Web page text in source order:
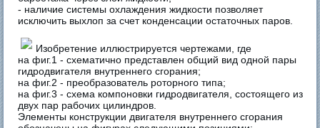
- наличие системы охлаждения жидкости позволяет
исключить выхлоп за счет конденсации остаточных паров.
Изобретение иллюстрируется чертежами, где
на фиг.1 - схематично представлен общий вид одной пары
гидродвигателя внутреннего сгорания;
на фиг.2 - преобразователь роторного типа;
на фиг.3 - схема компоновки гидродвигателя, состоящего из
двух пар рабочих цилиндров.
Элементы конструкции двигателя внутреннего сгорания